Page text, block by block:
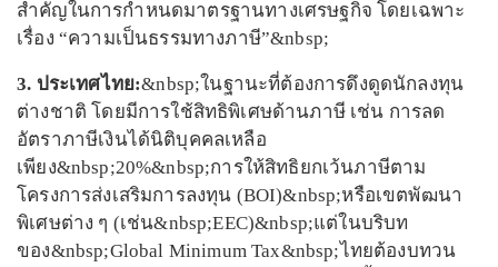
สำคัญในการกำหนดมาตรฐานทางเศรษฐกิจ โดยเฉพาะ
เรื่อง “ความเป็นธรรมทางภาษี”&nbsp;
3. ประเทศไทย:&nbsp;ในฐานะที่ต้องการดึงดูดนักลงทุน
ต่างชาติ โดยมีการใช้สิทธิพิเศษด้านภาษี เช่น การลด
อัตราภาษีเงินได้นิติบุคคลเหลือ
เพียง&nbsp;20%&nbsp;การให้สิทธิยกเว้นภาษีตาม
โครงการส่งเสริมการลงทุน (BOI)&nbsp;หรือเขตพัฒนา
พิเศษต่าง ๆ (เช่น&nbsp;EEC)&nbsp;แต่ในบริบท
ของ&nbsp;Global Minimum Tax&nbsp;ไทยต้องบทวน